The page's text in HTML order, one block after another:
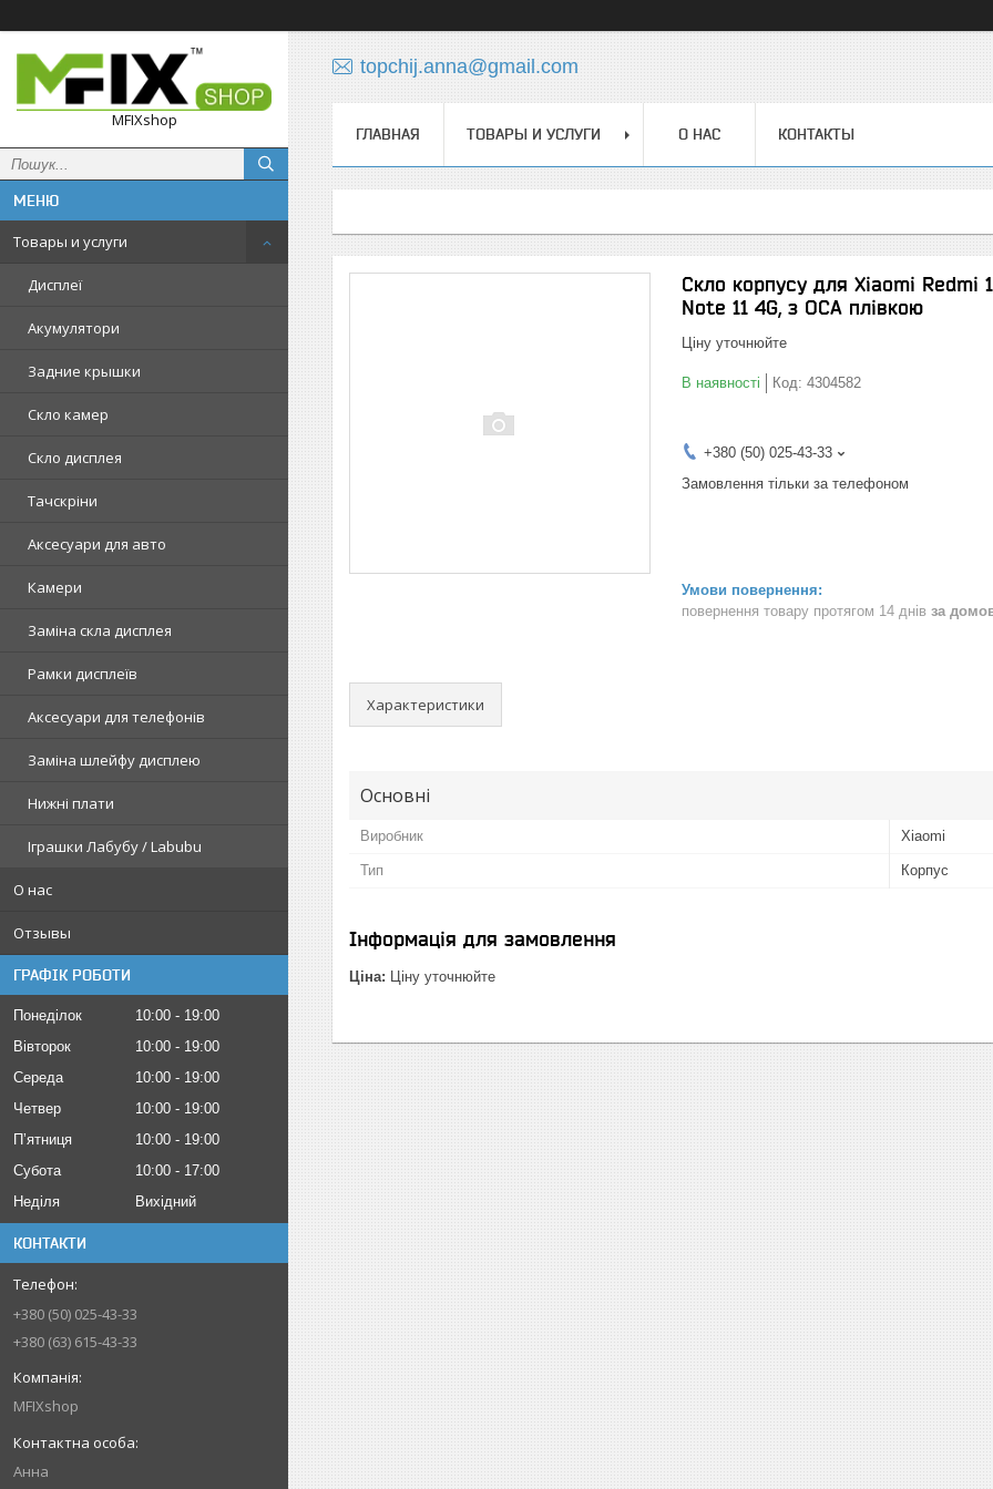
MFIXshop
Товары и услуги
Дисплеї
Акумулятори
Задние крышки
Скло камер
Скло дисплея
Тачскріни
Аксесуари для авто
Камери
Заміна скла дисплея
Рамки дисплеїв
Аксесуари для телефонів
Заміна шлейфу дисплею
Нижні плати
Іграшки Лабубу / Labubu
О нас
Отзывы
ГРАФІК РОБОТИ
Понеділок 10:00
19:00
Вівторок
10:00
19:00
Середа
10:00
19:00
Четвер
10:00
19:00
Пʼятниця
10:00
19:00
Субота
10:00
17:00
Неділя
Вихідний
КОНТАКТИ
+380 (50) 025-43-33
+380 (63) 615-43-33
MFIXshop
Анна
topchij.anna@gmail.com
ГЛАВНАЯ ТОВАРЫ И УСЛУГИ О НАС КОНТАКТЫ
Скло корпусу для Xiaomi Redmi
Note 11 4G, з ОСА плівкою
Ціну уточнюйте
В наявності Код: 4304582
+380 (50) 025-43-33
Замовлення тільки за телефоном
повернення товару протягом 14 днів за
Характеристики
Основні
Виробник Xiaomi
Тип Корпус
Інформація для замовлення
Ціна: Ціну уточнюйте